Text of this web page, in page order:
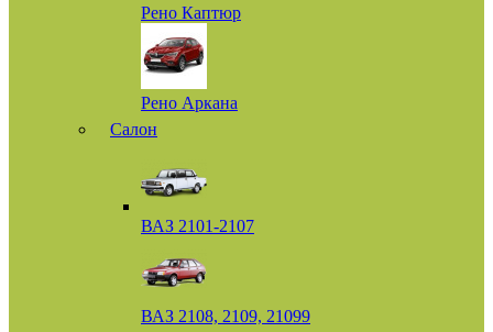
Рено Каптюр
Рено Аркана
Салон
ВАЗ 2101-2107
ВАЗ 2108, 2109, 21099